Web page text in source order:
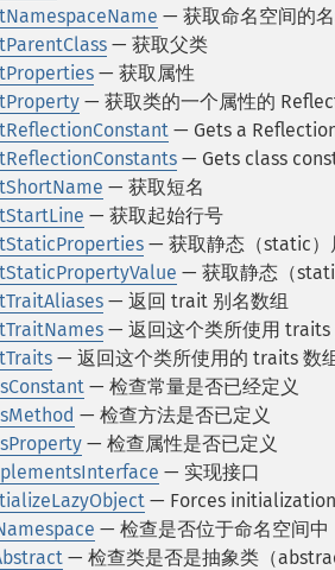
— 获取命名空间的
— 获取父类
— 获取属性
— 获取类的一个属性的
— Gets a
— Gets class
— 获取短名
— 获取起始行号
— 获取静态（static）
— 获取静态（
— 返回 trait 别名数组
— 返回这个类所使用 traits
— 返回这个类所使用的 traits 数
— 检查常量是否已经定义
— 检查方法是否已定义
— 检查属性是否已定义
— 实现接口
— Forces
— 检查是否位于命名空间中
— 检查类是否是抽象类（